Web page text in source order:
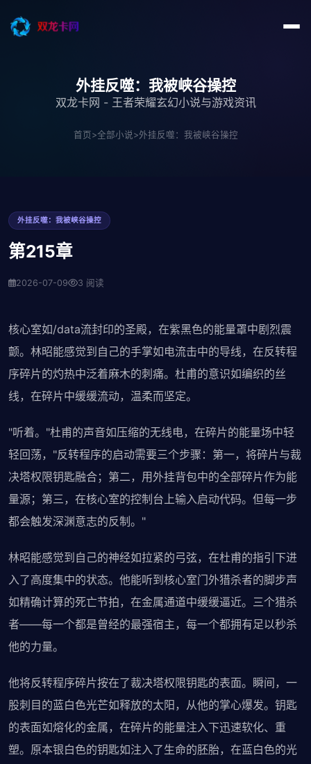
外挂反噬：我被峡谷操控
双龙卡网 - 王者荣耀玄幻小说与游戏资讯
首页>全部小说>外挂反噬：我被峡谷操控
外挂反噬：我被峡谷操控
第215章
2026-07-09 3 阅读
核心室如/data流封印的圣殿，在紫黑色的能量罩中剧烈震
颤。林昭能感觉到自己的手掌如电流击中的导线，在反转程
序碎片的灼热中泛着麻木的刺痛。杜甫的意识如编织的丝
线，在碎片中缓缓流动，温柔而坚定。
"听着。"杜甫的声音如压缩的无线电，在碎片的能量场中轻
轻回荡，"反转程序的启动需要三个步骤：第一，将碎片与裁
决塔权限钥匙融合；第二，用外挂背包中的全部碎片作为能
量源；第三，在核心室的控制台上输入启动代码。但每一步
都会触发深渊意志的反制。"
林昭能感觉到自己的神经如拉紧的弓弦，在杜甫的指引下进
入了高度集中的状态。他能听到核心室门外猎杀者的脚步声
如精确计算的死亡节拍，在金属通道中缓缓逼近。三个猎杀
者——每一个都是曾经的最强宿主，每一个都拥有足以秒杀
他的力量。
他将反转程序碎片按在了裁决塔权限钥匙的表面。瞬间，一
股刺目的蓝白色光芒如释放的太阳，从他的掌心爆发。钥匙
的表面如熔化的金属，在碎片的能量注入下迅速软化、重
塑。原本银白色的钥匙如注入了生命的胚胎，在蓝白色的光